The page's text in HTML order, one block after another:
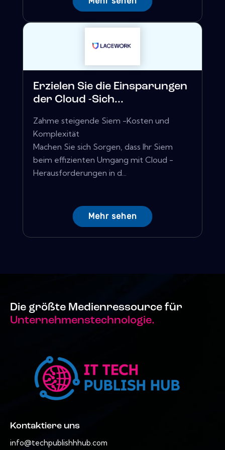
Erzielen Sie die Einsparungen
der Cloud -Sich...
Zahme steigende Siem -Kosten und
Komplexität
Machen Sie sich Sorgen, dass Ihr Siem
beim effizienten Umgang mit Cloud -
Herausforderungen in d...
Mehr sehen
Die größte Medienressource für
Unternehmenstechnologie.
Kontaktiere uns
info@techpublishhhub.com